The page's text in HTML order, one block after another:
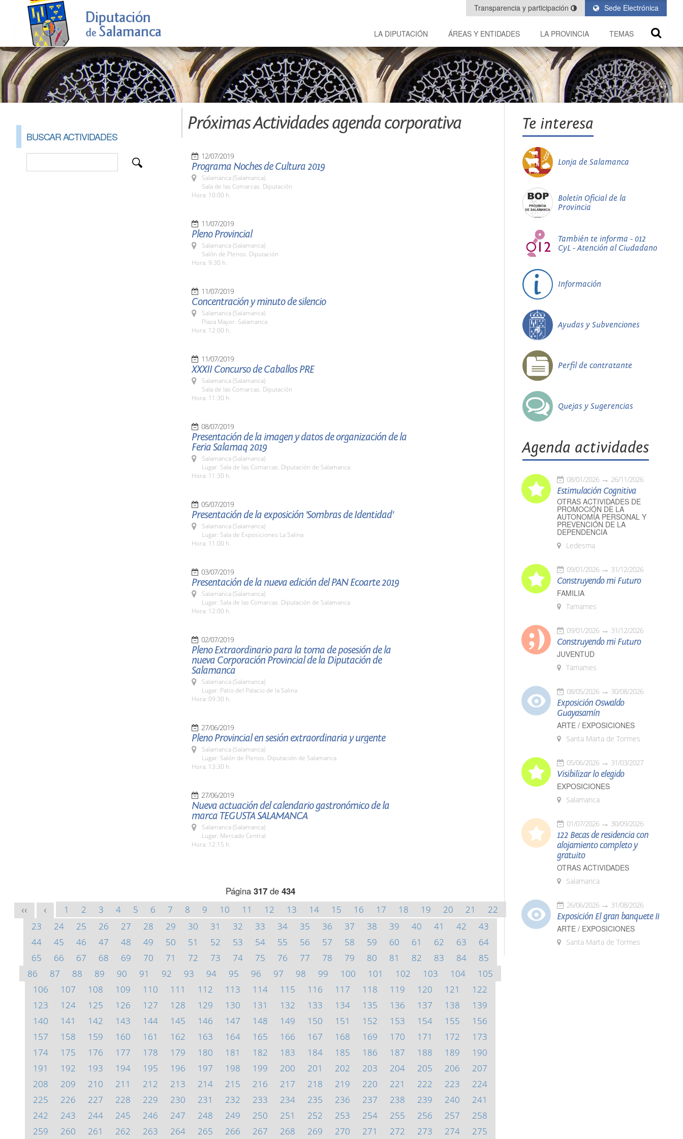
Sede Electrónica
Transparencia y participación
LA DIPUTACIÓN ÁREAS Y ENTIDADES LA PROVINCIA TEMAS
BUSCAR ACTIVIDADES
Próximas Actividades agenda corporativa
12/07/2019
Programa Noches de Cultura 2019
Salamanca (Salamanca)
Sala de las Comarcas. Diputación
Hora: 10:00 h.
11/07/2019
Pleno Provincial
Salamanca (Salamanca)
Salón de Plenos. Diputación
Hora: 9:30 h.
11/07/2019
Concentración y minuto de silencio
Salamanca (Salamanca)
Plaza Mayor. Salamanca
Hora: 12:00 h.
11/07/2019
XXXII Concurso de Caballos PRE
Salamanca (Salamanca)
Sala de las Comarcas. Diputación
Hora: 11:30 h.
08/07/2019
Presentación de la imagen y datos de organización de la
Feria Salamaq 2019
Salamanca (Salamanca)
Lugar: Sala de las Comarcas. Diputación de Salamanca
Hora: 11:30 h.
05/07/2019
Presentación de la exposición 'Sombras de Identidad'
Salamanca (Salamanca)
Lugar: Sala de Exposiciones La Salina
Hora: 11:00 h.
03/07/2019
Presentación de la nueva edición del PAN Ecoarte 2019
Salamanca (Salamanca)
Lugar: Sala de las Comarcas. Diputación de Salamanca
Hora: 12:00 h.
02/07/2019
Pleno Extraordinario para la toma de posesión de la
nueva Corporación Provincial de la Diputación de
Salamanca
Salamanca (Salamanca)
Lugar: Patio del Palacio de la Salina
Hora: 09:30 h.
27/06/2019
Pleno Provincial en sesión extraordinaria y urgente
Salamanca (Salamanca)
Lugar: Salón de Plenos. Diputación de Salamanca
Hora: 13:30 h.
27/06/2019
Nueva actuación del calendario gastronómico de la
marca TEGUSTA SALAMANCA
Salamanca (Salamanca)
Lugar: Mercado Central
Hora: 12:15 h.
Página 317de 434
<< < 1 2 3 4 5 6 7 8 9 10 11 12 13 14 15 16 17 18 19 20 21
22
23
24 25 26 27 28 29 30 31 32 33 34 35 36 37 38 39 40 41 42
43
44
45 46 47 48 49 50 51 52 53 54 55 56 57 58 59 60 61 62 63
64
65
66 67 68 69 70 71 72 73 74 75 76 77 78 79 80 81 82 83 84
85
86
87 88 89 90 91 92 93 94 95 96 97 98 99 100 101 102 103 104
105
106
107 108 109 110 111 112 113 114 115 116 117 118 119 120 121
122
123
124 125 126 127 128 129 130 131 132 133 134 135 136 137 138
139
140
141 142 143 144 145 146 147 148 149 150 151 152 153 154 155
156
157
158 159 160 161 162 163 164 165 166 167 168 169 170 171 172
173
174
175 176 177 178 179 180 181 182 183 184 185 186 187 188 189
190
191
192 193 194 195 196 197 198 199 200 201 202 203 204 205 206
207
208
209 210 211 212 213 214 215 216 217 218 219 220 221 222 223
224
225
226 227 228 229 230 231 232 233 234 235 236 237 238 239 240
241
242
243 244 245 246 247 248 249 250 251 252 253 254 255 256 257
258
259
260 261 262 263 264 265 266 267 268 269 270 271 272 273 274 275
Te interesa
Lonja de Salamanca
Boletín Oficial de la
Provincia
También te informa - 012
CyL - Atención al Ciudadano
Información
Ayudas y Subvenciones
Perfil de contratante
Quejas y Sugerencias
Agenda actividades
08/01/2026 26/11/2026
Estimulación Cognitiva
OTRAS ACTIVIDADES DE
PROMOCIÓN DE LA
AUTONOMÍA PERSONAL Y
PREVENCIÓN DE LA
DEPENDENCIA
Ledesma
09/01/2026 31/12/2026
Construyendo mi Futuro
FAMILIA
Tamames
09/01/2026 31/12/2026
Construyendo mi Futuro
JUVENTUD
Tamames
08/05/2026 30/08/2026
Exposición Oswaldo
Guayasamín
ARTE / EXPOSICIONES
Santa Marta de Tormes
05/06/2026 31/03/2027
Visibilizar lo elegido
EXPOSICIONES
Salamanca
01/07/2026 30/09/2026
122 Becas de residencia con
alojamiento completo y
gratuito
OTRAS ACTIVIDADES
Salamanca
26/06/2026 31/08/2026
Exposición El gran banquete II
ARTE / EXPOSICIONES
Santa Marta de Tormes